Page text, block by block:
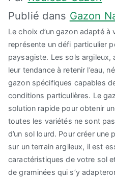
Publié dans Gazon
Le choix d’un gazon adapté à
représente un défi particulier
paysagiste. Les sols argileux,
leur tendance à retenir l’eau,
gazon spécifiques capables
conditions particulières. Le
solution rapide pour obtenir
toutes les variétés ne sont
d’un sol lourd. Pour créer une
sur un terrain argileux, il est
caractéristiques de votre sol
de graminées qui s’y